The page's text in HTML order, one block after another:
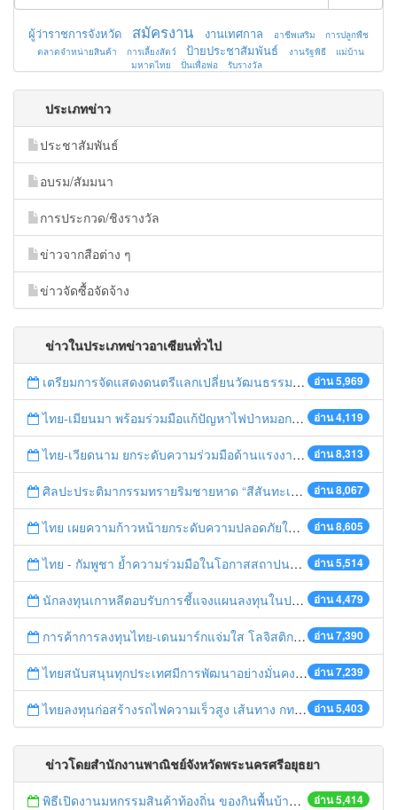
ผู้ว่าราชการจังหวัด สมัครงาน งานเทศกาล อาชีพเสริม
การปลูกพืช
ตลาดจำหน่ายสินค้า
การเลี้ยงสัตว์ ป้ายประชาสัมพันธ์ งานรัฐพิธี
แม่บ้าน
มหาดไทย
ปั่นเพื่อพ่อ รับรางวัล
ประเภทข่าว
ประชาสัมพันธ์
อบรม/สัมมนา
การประกวด/ชิงรางวัล
ข่าวจากสือต่าง ๆ
ข่าวจัดซื้อจัดจ้าง
ข่าวในประเภทข่าวอาเซียนทั่วไป
อ่าน 5,969
เตรียมการจัดแสดงดนตรีแลกเปลี่ยนวัฒนธรรมไทย-บรูไนฯ "อาไล พาเพลิน”
อ่าน 4,119
ไทย-เมียนมา พร้อมร่วมมือแก้ปัญหาไฟป่าหมอกควัน เตรียมพร้อมเปิดช่องทางห้วยต้นนุ่นเป็นด่านถาวร
อ่าน 8,313
ไทย-เวียดนาม ยกระดับความร่วมมือด้านแรงงานระหว่างประเทศสู่การพัฒนาที่ยั่งยืน
อ่าน 8,067
ศิลปะประติมากรรมทรายริมชายหาด “สีสันทะเลชุมพร สู่อาเซียน”
อ่าน 8,605
ไทย เผยความก้าวหน้ายกระดับความปลอดภัยในการทำงานสู่มาตรฐานสากล
อ่าน 5,514
ไทย - กัมพูชา ย้ำความร่วมมือในโอกาสสถาปนาความสัมพันธ์ทางการทูตครบรอบ 65 ปี
อ่าน 4,479
นักลงทุนเกาหลีตอบรับการชี้แจงแผนลงทุนในประเทศไทย
อ่าน 7,390
การค้าการลงทุนไทย-เดนมาร์กแจ่มใส โลจิสติกส์ไทยโดดเด่นในภูมิภาค
อ่าน 7,239
ไทยสนับสนุนทุกประเทศมีการพัฒนาอย่างมั่นคง มั่งคั่ง ยั่งยืน ในการประชุม Boao Forum for Asia
อ่าน 5,403
ไทยลงทุนก่อสร้างรถไฟความเร็วสูง เส้นทาง กทม.-นครราชสีมา
ข่าวโดยสำนักงานพาณิชย์จังหวัดพระนครศรีอยุธยา
อ่าน 5,414
พิธีเปิดงานมหกรรมสินค้าท้องถิ่น ของกินพื้นบ้าน งานสรงน้ำหลวงปู่ทวด และเปิดศูนย์เครือข่ายธุรกิจ Biz Club จังหวัดพระนครศรีอยุธยา